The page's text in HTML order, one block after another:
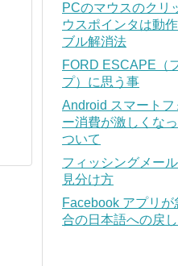
PCのマウスのクリ
ウスポインタは動
ブル解消法
FORD ESCAPE（
プ）に思う事
Android スマートフ
ー消費が激しくな
ついて
フィッシングメー
見分け方
Facebook アプリ
合の日本語への戻